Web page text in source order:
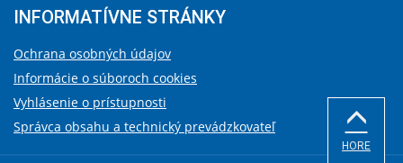
INFORMATÍVNE STRÁNKY
Ochrana osobných údajov
Informácie o súboroch cookies
Vyhlásenie o prístupnosti
Správca obsahu a technický prevádzkovateľ
HORE